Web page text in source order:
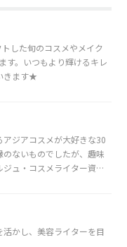
した旬のコスメやメイク
す。いつもより輝けるキレ
きます★
ジアコスメが大好きな30
ないものでしたが、趣味
ュ・コスメライター資格
コンサルティングも行っ
かし、美容ライターを目